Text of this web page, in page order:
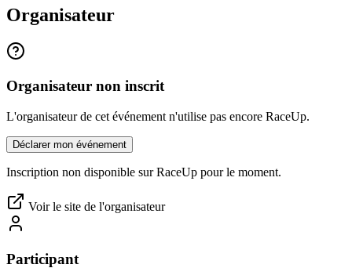
Organisateur
Organisateur non inscrit
L'organisateur de cet événement n'utilise pas encore RaceUp.
Déclarer mon événement
Inscription non disponible sur RaceUp pour le moment.
Voir le site de l'organisateur
Participant